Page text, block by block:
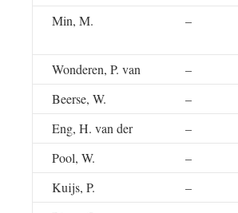
Min, M.
–
Wonderen, P. van
–
Beerse, W.
–
Eng, H. van der
–
Pool, W.
–
Kuijs, P.
–